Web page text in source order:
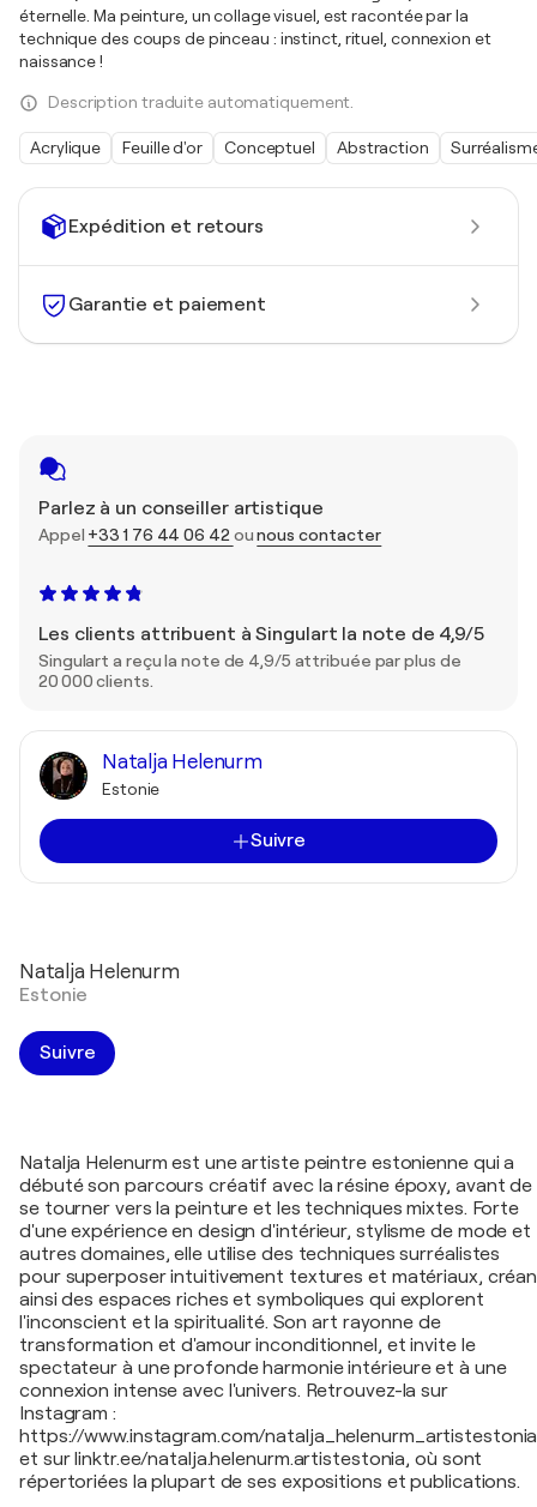
Expédition et retours
Garantie et paiement
Parlez à un conseiller artistique
Appel +33 1 76 44 06 42ounous contacter
Les clients attribuent à Singulart la note de 4,9/5
Singulart a reçu la note de 4,9/5 attribuée par plus de
20 000 clients.
Natalja Helenurm
Estonie
Suivre
éternelle. Ma peinture, un collage visuel, est racontée par la
technique des coups de pinceau : instinct, rituel, connexion et
naissance !
Description traduite automatiquement.
Acrylique Feuille d'or Conceptuel Abstraction
Natalja Helenurm
Estonie
Suivre
Natalja Helenurm est une artiste peintre estonienne qui a
débuté son parcours créatif avec la résine époxy, avant de
se tourner vers la peinture et les techniques mixtes. Forte
d'une expérience en design d'intérieur, stylisme de mode et
autres domaines, elle utilise des techniques surréalistes
pour superposer intuitivement textures et matériaux,
ainsi des espaces riches et symboliques qui explorent
l'inconscient et la spiritualité. Son art rayonne de
transformation et d'amour inconditionnel, et invite le
spectateur à une profonde harmonie intérieure et à une
connexion intense avec l'univers. Retrouvez-la sur
Instagram :
https://www.instagram.com/
et sur linktr.ee/natalja.helenurm.artistestonia, où sont
répertoriées la plupart de ses expositions et publications.